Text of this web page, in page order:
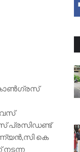
കോൺഗ്രസ്
പ്രസിഡണ്ട്
കെ
നടന്ന